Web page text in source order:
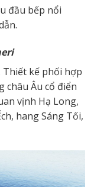
đầu bếp nổi
Thiết kế phối hợp
châu Âu cổ điển
vịnh Hạ Long,
hang Sáng Tối,